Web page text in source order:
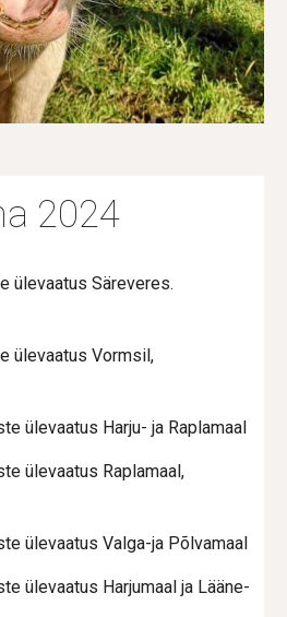
2024
ülevaatus Säreveres.
ülevaatus Vormsil,
ülevaatus Harju- ja Raplamaal
ülevaatus Raplamaal,
ülevaatus Valga-ja Põlvamaal
ülevaatus Harjumaal ja Lääne-